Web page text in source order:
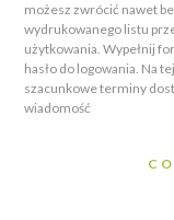
możesz zwrócić nawet
wydrukowanego listu
użytkowania. Wypełnij
hasło do logowania. Na
szacunkowe terminy
wiadomość